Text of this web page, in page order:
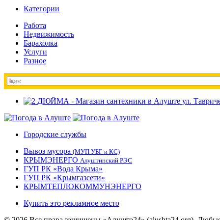
Категории
Работа
Недвижимость
Барахолка
Услуги
Разное
Городские службы
Вывоз мусора (МУП УБГ и КС)
КРЫМЭНЕРГО Алуштинский РЭС
ГУП РК «Вода Крыма»
ГУП РК «Крымгазсети»
КРЫМТЕПЛОКОММУНЭНЕРГО
Купить это рекламное место